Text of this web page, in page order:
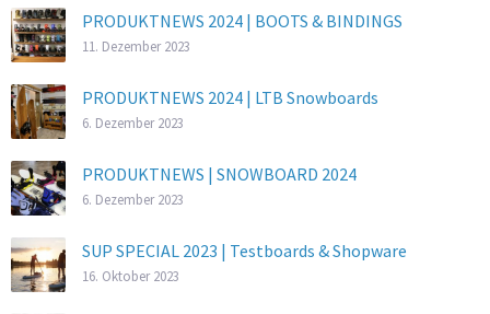
PRODUKTNEWS 2024 | BOOTS & BINDINGS
11. Dezember 2023
PRODUKTNEWS 2024 | LTB Snowboards
6. Dezember 2023
PRODUKTNEWS | SNOWBOARD 2024
6. Dezember 2023
SUP SPECIAL 2023 | Testboards & Shopware
16. Oktober 2023